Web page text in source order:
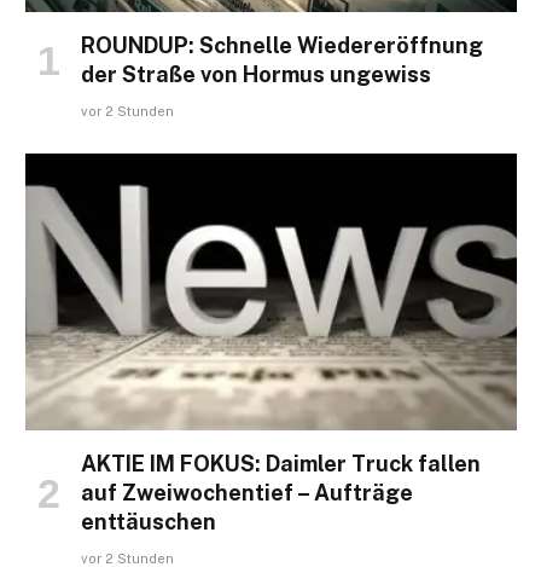
ROUNDUP: Schnelle Wiedereröffnung
der Straße von Hormus ungewiss
vor 2 Stunden
AKTIE IM FOKUS: Daimler Truck fallen
auf Zweiwochentief – Aufträge
enttäuschen
vor 2 Stunden